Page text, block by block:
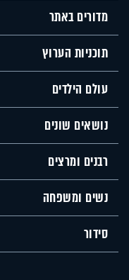
מדורים באתר
תוכניות הערוץ
עולם הילדים
נושאים שונים
רבנים ומרצים
נשים ומשפחה
סידור